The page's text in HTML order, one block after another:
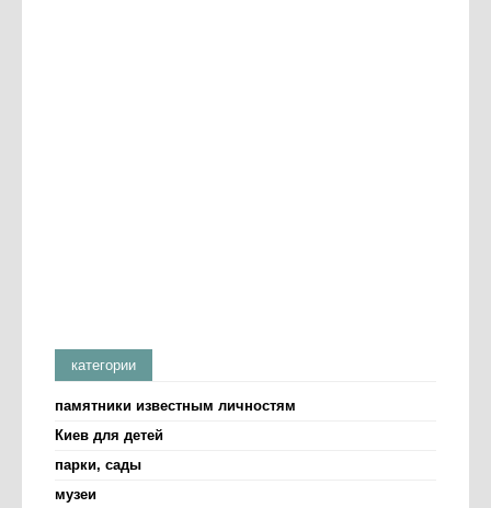
категории
памятники известным личностям
Киев для детей
парки, сады
музеи